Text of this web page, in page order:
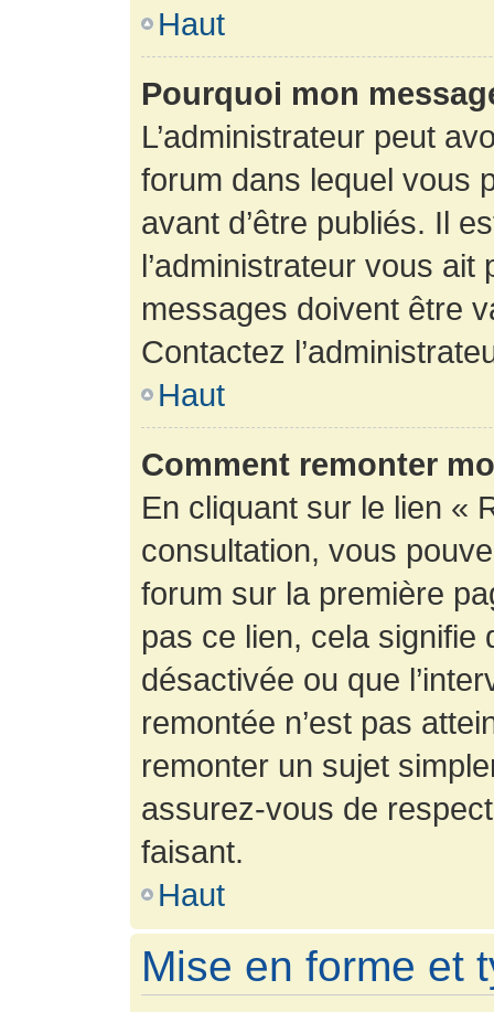
Haut
Pourquoi mon
L’administrateur peut
forum dans lequel vous
avant d’être publiés. Il
l’administrateur vous
messages doivent être
Contactez
Haut
Comment remonter
En cliquant sur le lien «
consultation, vous
forum sur la première
pas ce lien, cela signifie
désactivée ou que
remontée n’est pas
remonter un sujet
assurez-vous de
faisant.
Haut
Mise en forme et